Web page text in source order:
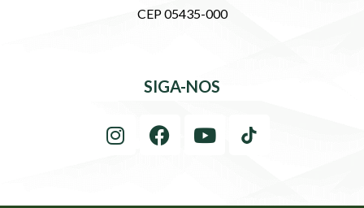
CEP 05435-000
SIGA-NOS